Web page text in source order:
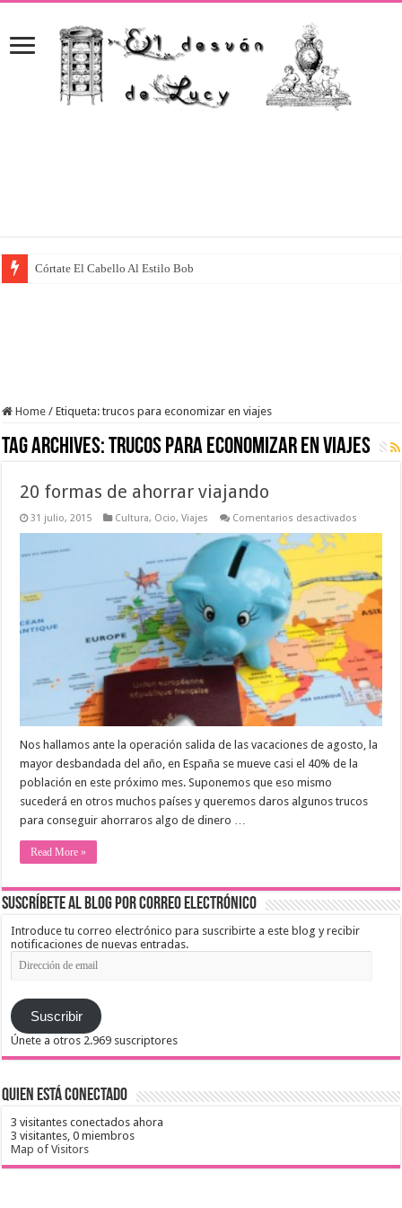
Córtate El Cabello Al Estilo Bob
Home / Etiqueta:trucos para economizar en viajes
Tag Archives:trucos para economizar en viajes
20 formas de ahorrar viajando
31 julio, 2015 Cultura, Ocio,Viajes Comentarios desactivados
viajando
Nos hallamos ante la operación salida de las vacaciones de agosto, la
mayor desbandada del año, en España se mueve casi el 40% de la
población en este próximo mes. Suponemos que eso mismo
sucederá en otros muchos países y queremos daros algunos trucos
para conseguir ahorraros algo de dinero …
Read More »
Suscríbete al blog por correo electrónico
Introduce tu correo electrónico para suscribirte a este blog y recibir
notificaciones de nuevas entradas.
Dirección
de
Suscribir
Únete a otros 2.969 suscriptores
Quien está conectado
3 visitantes conectados ahora
3 visitantes, 0 miembros
Map of Visitors